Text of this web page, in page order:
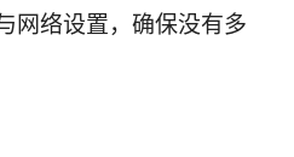
网络设置，确保没有多